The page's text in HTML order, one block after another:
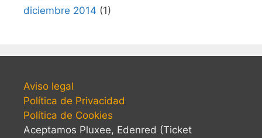
diciembre 2014 (1)
Aviso legal
Política de Privacidad
Política de Cookies
Aceptamos Pluxee, Edenred (Ticket